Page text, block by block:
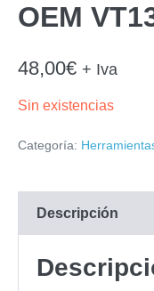
OEM
48,00€ + Iva
Sin existencias
Categoría:
Descripción